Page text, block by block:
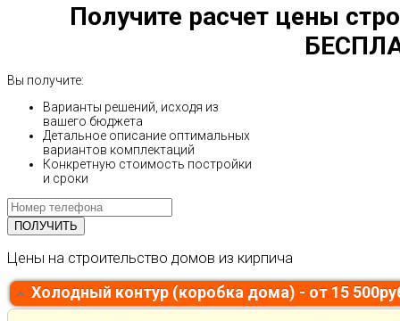
Получите расчет цены
Вы получите:
Варианты решений, исходя из
вашего бюджета
Детальное описание оптимальных
вариантов комплектаций
Конкретную стоимость постройки
и сроки
Цены на строительство домов из кирпича
Холодный контур (коробка дома) - от 15